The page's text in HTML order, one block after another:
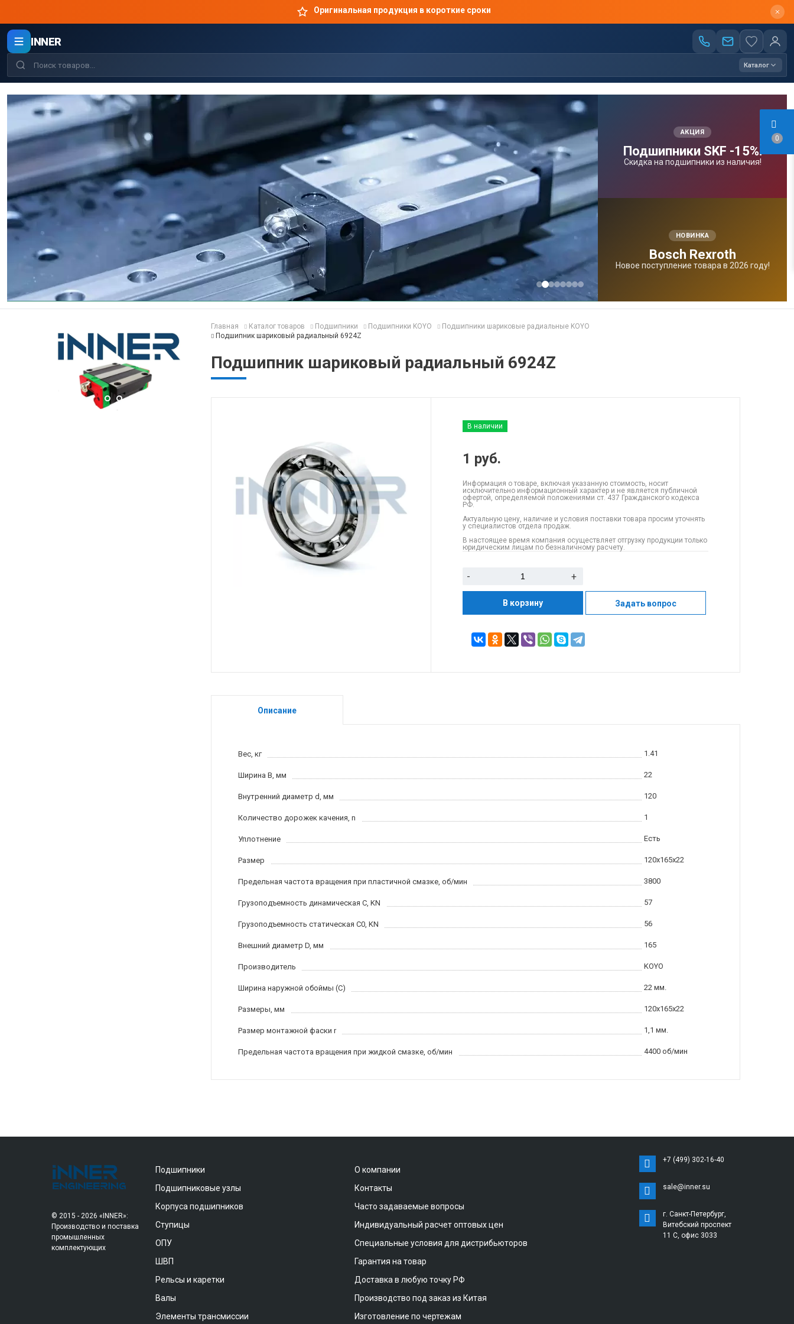
0
Оригинальная продукция в короткие сроки
INNER
Каталог
АКЦИЯ
Подшипники SKF -15%!
Скидка на подшипники из наличия!
НОВИНКА
Bosсh Rexroth
Новое поступление товара в 2026 году!
Главная Каталог товаров Подшипники Подшипники KOYO
Подшипники шариковые радиальные KOYO
Подшипник шариковый радиальный 6924Z
Подшипник шариковый радиальный 6924Z
В наличии
1 руб.
Информация о товаре, включая указанную стоимость, носит
исключительно информационный характер и не является публичной
офертой, определяемой положениями ст. 437 Гражданского кодекса
РФ.
Актуальную цену, наличие и условия поставки товара просим уточнять
у специалистов отдела продаж.
В настоящее время компания осуществляет отгрузку продукции только
юридическим лицам по безналичному расчету.
- +
В корзину Задать вопрос
Описание
Вес, кг 1.41
Ширина B, мм 22
Внутренний диаметр d, мм 120
Количество дорожек качения, n 1
Уплотнение Есть
Размер 120x165x22
Предельная частота вращения при пластичной смазке, об/мин 3800
Грузоподъемность динамическая C, KN 57
Грузоподъемность статическая C0, KN 56
Внешний диаметр D, мм 165
Производитель KOYO
Ширина наружной обоймы (C) 22 мм.
Размеры, мм 120x165x22
Размер монтажной фаски r 1,1 мм.
Предельная частота вращения при жидкой смазке, об/мин 4400 об/мин
© 2015 - 2026 «INNER»:
Производство и поставка
промышленных
комплектующих
Подшипники
Подшипниковые узлы
Корпуса подшипников
Ступицы
ОПУ
ШВП
Рельсы и каретки
Валы
Элементы трансмиссии
О компании
Контакты
Часто задаваемые вопросы
Индивидуальный расчет оптовых цен
Специальные условия для дистрибьюторов
Гарантия на товар
Доставка в любую точку РФ
Производство под заказ из Китая
Изготовление по чертежам
+7 (499) 302-16-40
sale@inner.su
г. Санкт-Петербург,
Витебский проспект
11 С, офис 3033